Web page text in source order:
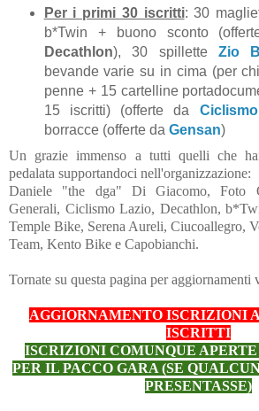
Per i primi 30 iscritti: 30
b*Twin + buono sconto
Decathlon), 30 spillette Zio
bevande varie su in cima (per
penne + 15 cartelline
15 iscritti) (offerte da
borracce (offerte da Gensan)
Un grazie immenso a tutti quelli che
pedalata supportandoci nell'organizzazione:
Daniele "the dga" Di Giacomo, Foto
Generali, Ciclismo Lazio, Decathlon,
Temple Bike, Serena Aureli, Ciucoallegro,
Team, Kento Bike e Capobianchi.
Tornate su questa pagina per aggiornamenti
AGGIORNAMENTO ISCRIZIONI
ISCRITTI
ISCRIZIONI COMUNQUE
PER IL PACCO GARA (SE
PRESENTASSE)